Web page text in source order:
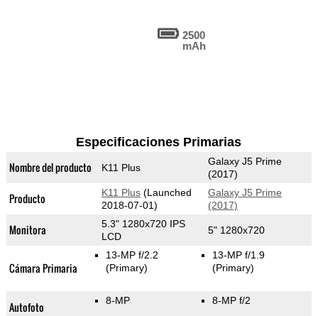
2500
mAh
Especificaciones Primarias
Nombre del producto K11 Plus
Galaxy J5 Prime
(2017)
Producto K11 Plus(Launched
2018-07-01)
Galaxy J5 Prime
(2017)
Monitora
5.3" 1280x720 IPS
LCD
5" 1280x720
Cámara Primaria
13-MP f/2.2
(Primary)
13-MP f/1.9
(Primary)
Autofoto 8-MP 8-MP f/2